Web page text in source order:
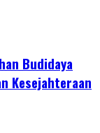
Budidaya
Kesejahteraan